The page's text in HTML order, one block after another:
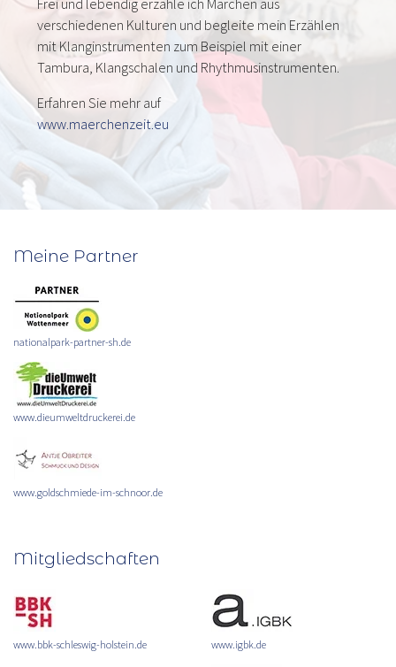
Frei und lebendig erzähle ich Märchen aus
verschiedenen Kulturen und begleite mein Erzählen
mit Klanginstrumenten zum Beispiel mit einer
Tambura, Klangschalen und Rhythmusinstrumenten.
Erfahren Sie mehr auf
www.maerchenzeit.eu
Meine Partner
nationalpark-partner-sh.de
www.dieumweltdruckerei.de
www.goldschmiede-im-schnoor.de
Mitgliedschaften
www.bbk-schleswig-holstein.de www.igbk.de